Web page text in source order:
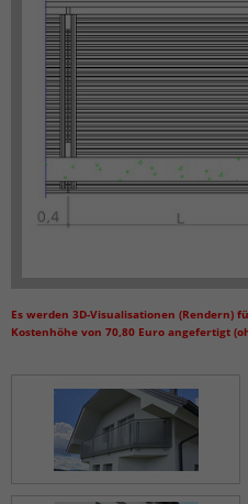
Es werden 3D-Visualisationen (Rendern)
Kostenhöhe von 70,80 Euro angefertigt